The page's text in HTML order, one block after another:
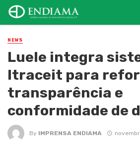
NEWS
Luele integra
Itraceit para
transparência e
conformidade de
By IMPRENSA ENDIAMA